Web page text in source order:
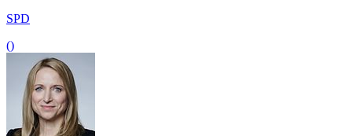
SPD
()